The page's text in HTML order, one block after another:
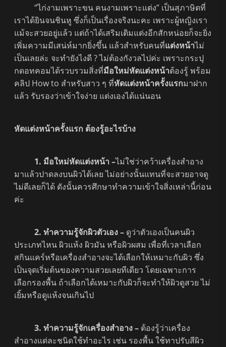
“ไก่งามเพราะขน คนงามเพราะแต่ง” เป็นสุภาษิตที่
เราได้ยินจนชินหู ซึ่งก็เป็นเรื่องจริงนะคะ เพราะผู้หญิงเรา
แม้จะสวยอยู่แล้ว แต่ถ้าได้เสริมเติมแต่งอีกสักหน่อยก็จะยิ่ง
เพิ่มความมีเสน่ห์มากยิ่งขึ้น แล้วสำหรับคนที่แต่งหน้าไม่
เป็นเลยล่ะ จะทำยังไงดี ? ไม่ต้องกังวลไปค่ะ เพราะกระปุ
กดอทคอมได้รวบรวมสิ่งที่มือใหม่หัดแต่งหน้าต้องรู้ พร้อม
คลิป How to สำหรับสาว ๆ ที่หัดแต่งหน้าครั้งแรกมาฝาก
แล้ว รับรองว่าเข้าใจง่าย แต่งเองได้แน่นอน
หัดแต่งหน้าครั้งแรก ต้องรู้อะไรบ้าง
1. มือใหม่หัดแต่งหน้า –ไม่ใช่ว่าคว้าเครื่องสำอาง
มาแล้วปาดลงบนผิวได้เลย ไม่อย่างนั้นแทนที่จะสวยอาจดู
ไม่ดีเลยก็ได้ ดังนั้นควรศึกษาทำความเข้าใจสิ่งเหล่านี้ก่อน
ค่ะ
2. ทำความรู้จักผิวตัวเอง – ดูว่าตัวเองเป็นคนผิว
ประเภทไหน ผิวแห้ง ผิวมัน หรือผิวผสม เพื่อที่เวลาเลือก
สกินแคร์หรือเครื่องสำอางจะได้เลือกให้เหมาะกับผิว ซึ่ง
เป็นจุดเริ่มต้นของความสวยเลยทีเดียว โดยเฉพาะการ
เลือกรองพื้น ถ้าเลือกได้เหมาะกับผิวก็จะทำให้ผิวดูสวย ไม่
เยิ้มหรือดูแห้งจนเกินไป
3. ทำความรู้จักเครื่องสำอาง – ต้องรู้ว่าเครื่อง
สำอางแต่ละชนิดใช้ทำอะไร เช่น รองพื้น ใช้ทาปรับสีผิว